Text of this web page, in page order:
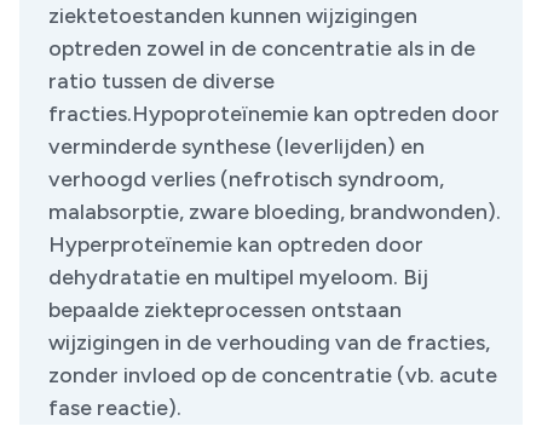
ziektetoestanden kunnen wijzigingen
optreden zowel in de concentratie als in de
ratio tussen de diverse
fracties.Hypoproteïnemie kan optreden door
verminderde synthese (leverlijden) en
verhoogd verlies (nefrotisch syndroom,
malabsorptie, zware bloeding, brandwonden).
Hyperproteïnemie kan optreden door
dehydratatie en multipel myeloom. Bij
bepaalde ziekteprocessen ontstaan
wijzigingen in de verhouding van de fracties,
zonder invloed op de concentratie (vb. acute
fase reactie).